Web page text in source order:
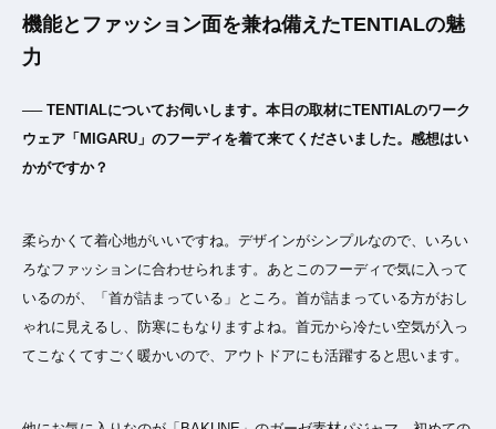
機能とファッション面を兼ね備えたTENTIALの魅
力
── TENTIALについてお伺いします。本日の取材にTENTIALのワーク
ウェア「MIGARU」のフーディを着て来てくださいました。感想はい
かがですか？
柔らかくて着心地がいいですね。デザインがシンプルなので、いろい
ろなファッションに合わせられます。あとこのフーディで気に入って
いるのが、「首が詰まっている」ところ。首が詰まっている方がおし
ゃれに見えるし、防寒にもなりますよね。首元から冷たい空気が入っ
てこなくてすごく暖かいので、アウトドアにも活躍すると思います。